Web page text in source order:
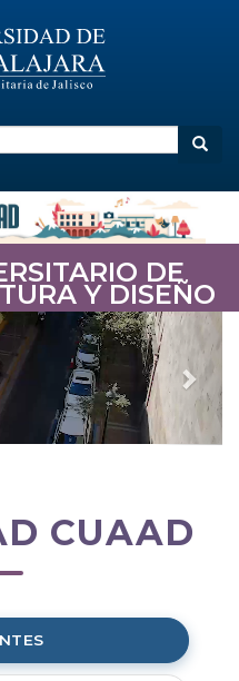
DE
Y DISEÑO
CUAAD